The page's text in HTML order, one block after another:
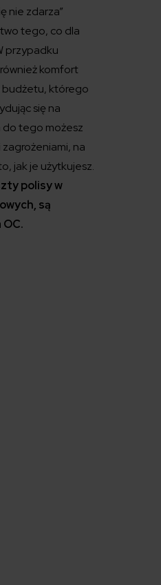
nie zdarza”
tego, co dla
przypadku
komfort
budżetu, którego
się na
do tego możesz
na
jak je użytkujesz.
polisy w
są